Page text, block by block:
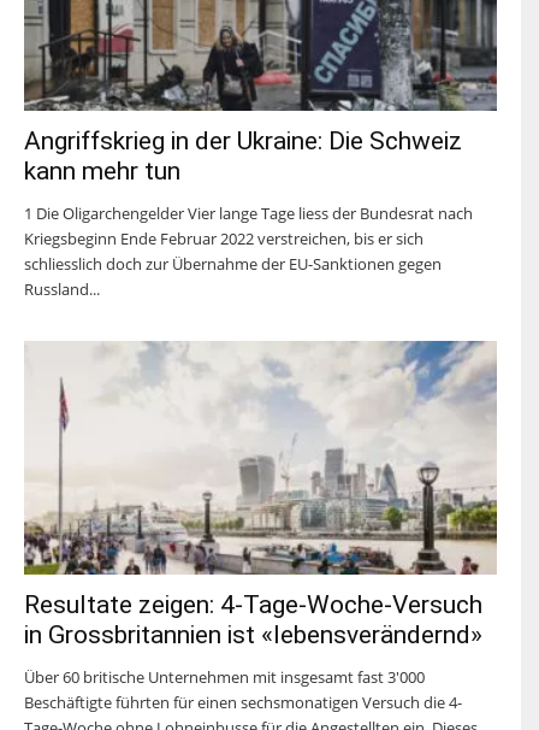
Angriffskrieg in der Ukraine: Die Schweiz
kann mehr tun
1 Die Oligarchengelder Vier lange Tage liess der Bundesrat nach
Kriegsbeginn Ende Februar 2022 verstreichen, bis er sich
schliesslich doch zur Übernahme der EU-Sanktionen gegen
Russland...
Resultate zeigen: 4-Tage-Woche-Versuch
in Grossbritannien ist «lebensverändernd»
Über 60 britische Unternehmen mit insgesamt fast 3'000
Beschäftigte führten für einen sechsmonatigen Versuch die 4-